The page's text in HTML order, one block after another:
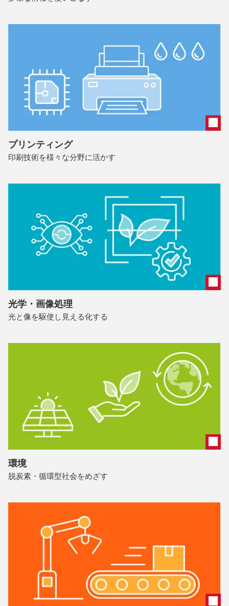
プリンティング
印刷技術を様々な分野に活かす
光学・画像処理
光と像を駆使し見える化する
環境
脱炭素・循環型社会をめざす